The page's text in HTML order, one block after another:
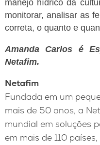
manejo hídrico da
monitorar, analisar as
correta, o quanto e
Amanda Carlos é
Netafim.
Netafim
Fundada em um
mais de 50 anos, a
mundial em soluções
em mais de 110